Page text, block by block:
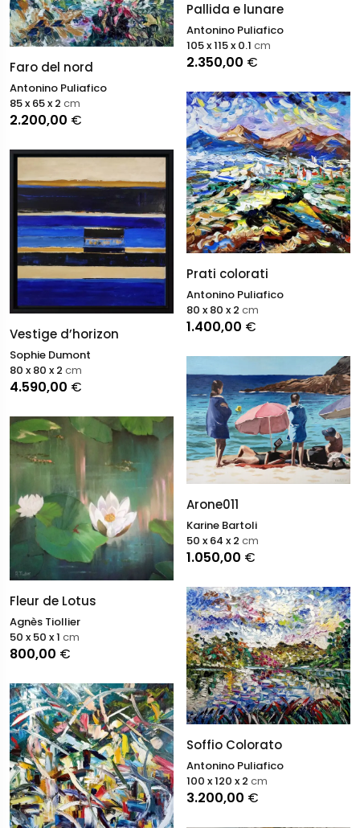
Faro del nord
Antonino Puliafico
2.200,00 €
85 x 65 x 2 cm
Vestige d’horizon
Sophie Dumont
4.590,00 €
80 x 80 x 2 cm
Fleur de Lotus
Agnès Tiollier
800,00 €
50 x 50 x 1 cm
Pallida e lunare
Antonino Puliafico
2.350,00 €
105 x 115 x 0.1 cm
Prati colorati
Antonino Puliafico
1.400,00 €
80 x 80 x 2 cm
Arone011
Karine Bartoli
1.050,00 €
50 x 64 x 2 cm
Soffio Colorato
Antonino Puliafico
3.200,00 €
100 x 120 x 2 cm